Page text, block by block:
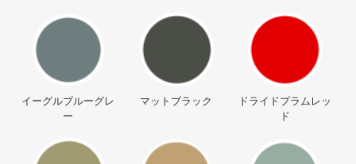
イーグルブルーグレ
ー
マットブラック
ドライドプラムレッ
ド